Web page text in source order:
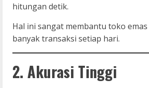
hitungan detik.
Hal ini sangat membantu toko
banyak transaksi setiap hari.
2. Akurasi Tinggi